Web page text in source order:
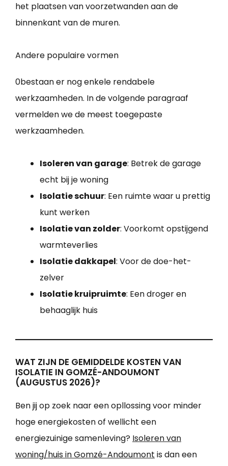
het plaatsen van voorzetwanden aan de
binnenkant van de muren.
Andere populaire vormen
0bestaan er nog enkele rendabele
werkzaamheden. In de volgende paragraaf
vermelden we de meest toegepaste
werkzaamheden.
Isoleren van garage: Betrek de garage
echt bij je woning
Isolatie schuur: Een ruimte waar u prettig
kunt werken
Isolatie van zolder: Voorkomt opstijgend
warmteverlies
Isolatie dakkapel: Voor de doe-het-
zelver
Isolatie kruipruimte: Een droger en
behaaglijk huis
WAT ZIJN DE GEMIDDELDE KOSTEN VAN
ISOLATIE IN GOMZÉ-ANDOUMONT
(AUGUSTUS 2026)?
Ben jij op zoek naar een opllossing voor minder
hoge energiekosten of wellicht een
energiezuinige samenleving? Isoleren van
woning/huis in Gomzé-Andoumont is dan een